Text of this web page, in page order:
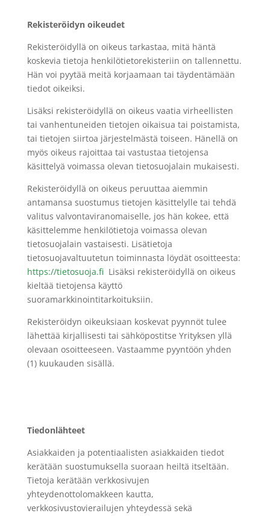
Rekisteröidyn oikeudet
Rekisteröidyllä on oikeus tarkastaa, mitä häntä
koskevia tietoja henkilötietorekisteriin on tallennettu.
Hän voi pyytää meitä korjaamaan tai täydentämään
tiedot oikeiksi.
Lisäksi rekisteröidyllä on oikeus vaatia virheellisten
tai vanhentuneiden tietojen oikaisua tai poistamista,
tai tietojen siirtoa järjestelmästä toiseen. Hänellä on
myös oikeus rajoittaa tai vastustaa tietojensa
käsittelyä voimassa olevan tietosuojalain mukaisesti.
Rekisteröidyllä on oikeus peruuttaa aiemmin
antamansa suostumus tietojen käsittelylle tai tehdä
valitus valvontaviranomaiselle, jos hän kokee, että
käsittelemme henkilötietoja voimassa olevan
tietosuojalain vastaisesti. Lisätietoja
tietosuojavaltuutetun toiminnasta löydät osoitteesta:
https://tietosuoja.fi Lisäksi rekisteröidyllä on oikeus
kieltää tietojensa käyttö
suoramarkkinointitarkoituksiin.
Rekisteröidyn oikeuksiaan koskevat pyynnöt tulee
lähettää kirjallisesti tai sähköpostitse Yrityksen yllä
olevaan osoitteeseen. Vastaamme pyyntöön yhden
(1) kuukauden sisällä.
Tiedonlähteet
Asiakkaiden ja potentiaalisten asiakkaiden tiedot
kerätään suostumuksella suoraan heiltä itseltään.
Tietoja kerätään verkkosivujen
yhteydenottolomakkeen kautta,
verkkosivustovierailujen yhteydessä sekä